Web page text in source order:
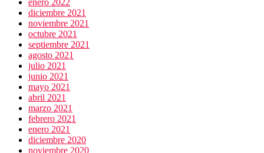
enero 2022
diciembre 2021
noviembre 2021
octubre 2021
septiembre 2021
agosto 2021
julio 2021
junio 2021
mayo 2021
abril 2021
marzo 2021
febrero 2021
enero 2021
diciembre 2020
noviembre 2020